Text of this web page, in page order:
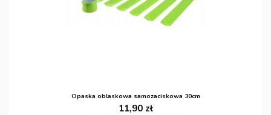
Opaska oblaskowa samozaciskowa 30cm
11,90 zł